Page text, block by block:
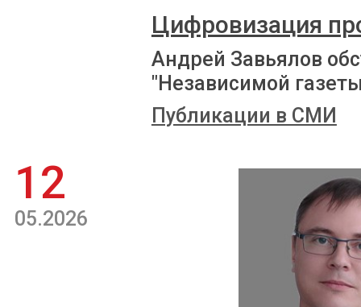
Цифровизация
Андрей Завьялов
"Независимой
Публикации в СМИ
12
05.2026